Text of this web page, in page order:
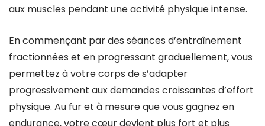
aux muscles pendant une activité physique intense.
En commençant par des séances d’entraînement
fractionnées et en progressant graduellement, vous
permettez à votre corps de s’adapter
progressivement aux demandes croissantes d’effort
physique. Au fur et à mesure que vous gagnez en